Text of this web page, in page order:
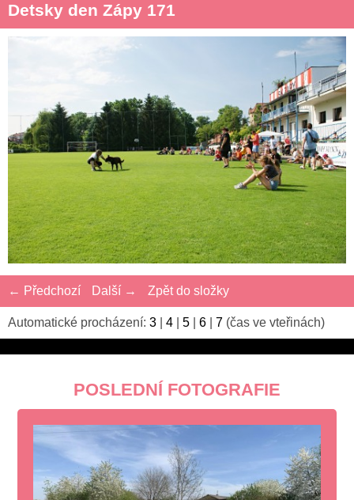
Detsky den Zápy 171
← Předchozí Další → Zpět do složky
Automatické procházení: 3 4 5 6 7 (čas ve vteřinách)
POSLEDNÍ FOTOGRAFIE